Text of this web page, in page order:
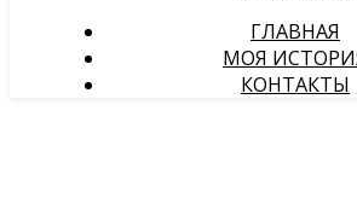
ГЛАВНАЯ
МОЯ
КОНТАКТЫ